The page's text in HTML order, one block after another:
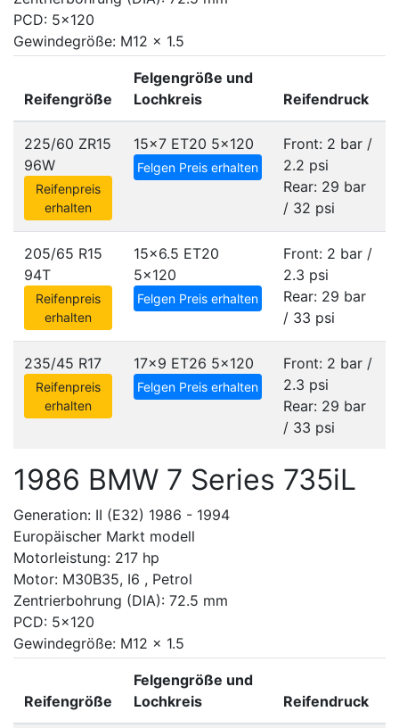
PCD: 5x120
Gewindegröße: M12 x 1.5
Reifengröße
Felgengröße und
Lochkreis
Reifendruck
225/60 ZR15
96W
Reifenpreis
erhalten
15x7 ET20 5x120
Felgen Preis erhalten
Front: 2 bar /
2.2 psi
Rear: 29 bar
/ 32 psi
205/65 R15
94T
Reifenpreis
erhalten
15x6.5 ET20
5x120
Felgen Preis erhalten
Front: 2 bar /
2.3 psi
Rear: 29 bar
/ 33 psi
235/45 R17
Reifenpreis
erhalten
17x9 ET26 5x120
Felgen Preis erhalten
Front: 2 bar /
2.3 psi
Rear: 29 bar
/ 33 psi
1986 BMW 7 Series 735iL
Generation: II (E32) 1986 - 1994
Europäischer Markt modell
Motorleistung: 217 hp
Motor: M30B35, I6 , Petrol
Zentrierbohrung (DIA): 72.5 mm
PCD: 5x120
Gewindegröße: M12 x 1.5
Reifengröße
Felgengröße und
Lochkreis
Reifendruck